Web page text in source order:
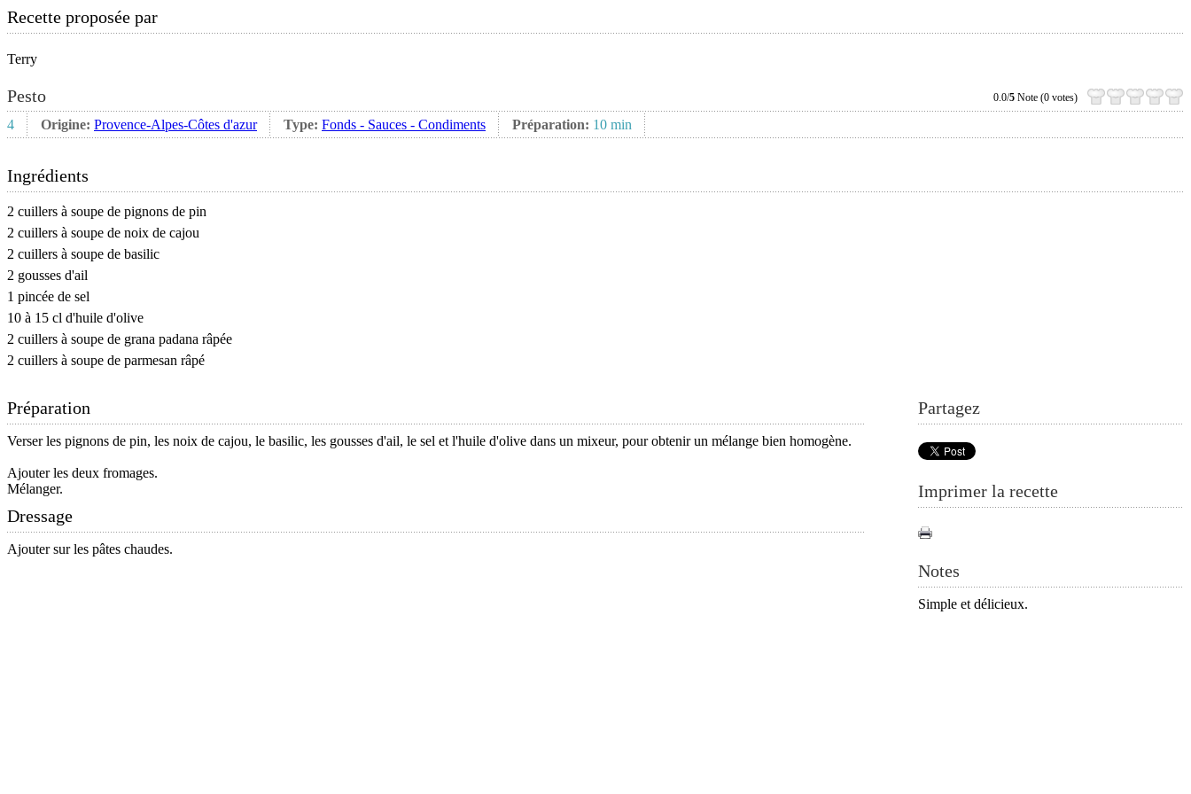
Recette proposée par
Terry
Pesto 0.0/5 Note (0 votes)
4 Origine: Provence-Alpes-Côtes d'azur Type: Fonds - Sauces - Condiments Préparation: 10 min
Ingrédients
2 cuillers à soupe de pignons de pin
2 cuillers à soupe de noix de cajou
2 cuillers à soupe de basilic
2 gousses d'ail
1 pincée de sel
10 à 15 cl d'huile d'olive
2 cuillers à soupe de grana padana râpée
2 cuillers à soupe de parmesan râpé
Partagez
Imprimer la recette
Notes
Simple et délicieux.
Préparation
Verser les pignons de pin, les noix de cajou, le basilic, les gousses d'ail, le sel et l'huile d'olive dans un mixeur, pour obtenir un mélange bien homogène.
Ajouter les deux fromages.
Mélanger.
Dressage
Ajouter sur les pâtes chaudes.